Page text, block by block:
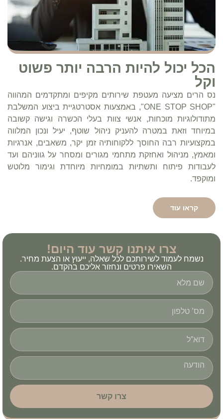
הכל יכול להיות הרבה יותר פשוט
וקל
נס הרים מציעה מעטפת שירותים מקיפים ומתקדמים המהווה
"ONE STOP SHOP"
, באמצעות אסטרטגיית ביצוע המשלבת
מתודולוגיות מוכחות, אנשי צוות בעלי הכשרה וגישה קשובה
במיוחד וזאת במטרה להעניק ניהול שוטף, יעיל ונכון המלווה
במקצועיות רבה החוסך ללקוחותיה זמן יקר, משאבים, אנרגיות
ומאמץ, מניהול ואחזקת מתחמי מגורים ומסחר על גווניהם ועד
לעבודות פיתוח ותשתיות במומחיות מיוחדת וגימור מלוטש
ומוקפד.
קראו עוד
צרו איתנו קשר עוד היום!
נשמח לעמוד לשירותכם לכל שאלה, ייעוץ או הצעת מחיר.
השאירו פרטים ונחזור אליכם בהקדם.
צרו קשר